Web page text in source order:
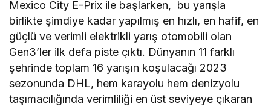
Mexico City E-Prix ile başlarken, bu yarışla
birlikte şimdiye kadar yapılmış en hızlı, en hafif, en
güçlü ve verimli elektrikli yarış otomobili olan
Gen3’ler ilk defa piste çıktı. Dünyanın 11 farklı
şehrinde toplam 16 yarışın koşulacağı 2023
sezonunda DHL, hem karayolu hem denizyolu
taşımacılığında verimliliği en üst seviyeye çıkaran